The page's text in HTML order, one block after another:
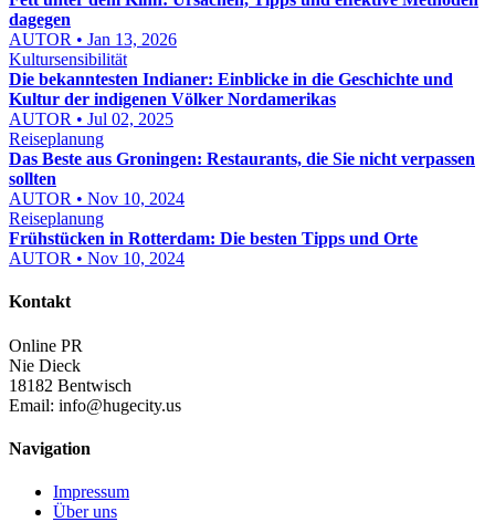
dagegen
AUTOR • Jan 13, 2026
Kultursensibilität
Die bekanntesten Indianer: Einblicke in die Geschichte und
Kultur der indigenen Völker Nordamerikas
AUTOR • Jul 02, 2025
Reiseplanung
Das Beste aus Groningen: Restaurants, die Sie nicht verpassen
sollten
AUTOR • Nov 10, 2024
Reiseplanung
Frühstücken in Rotterdam: Die besten Tipps und Orte
AUTOR • Nov 10, 2024
Kontakt
Online PR
Nie Dieck
18182 Bentwisch
Email: info@hugecity.us
Navigation
Impressum
Über uns